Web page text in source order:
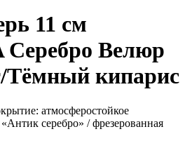
11 см
Серебро Велюр
Тёмный кипарис
атмосферостойкое
серебро» / фрезерованная